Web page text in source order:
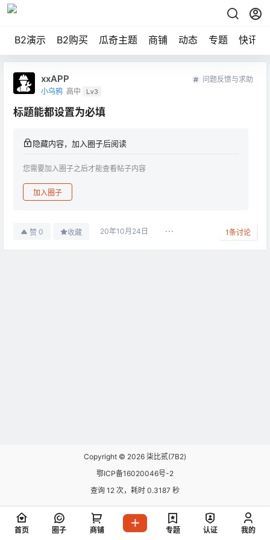
B2演示 B2购买 瓜奇主题 商铺 动态 专题 快讯
xxAPP
小乌鸦 高中 Lv3
问题反馈与求助
标题能都设置为必填
隐藏内容，加入圈子后阅读
您需要加入圈子之后才能查看帖子内容
加入圈子
赞 0 收藏 20年10月24日 1条讨论
Copyright © 2026 柒比贰(7B2)
鄂ICP备16020046号-2
查询 12 次，耗时 0.3187 秒
首页 圈子 商铺 专题 认证 我的